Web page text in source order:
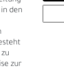
den
zur